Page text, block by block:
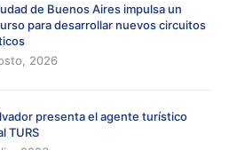
de Buenos Aires impulsa un
para desarrollar nuevos circuitos
2026
presenta el agente turístico
TURS